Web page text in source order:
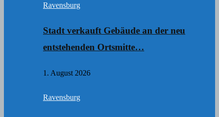
Ravensburg
Stadt verkauft Gebäude an der neu
entstehenden Ortsmitte…
1. August 2026
Ravensburg